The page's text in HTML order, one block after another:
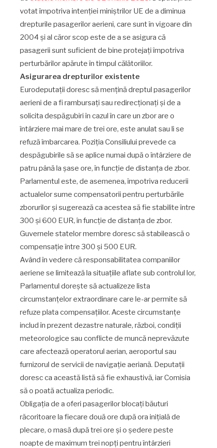
votat împotriva intenției miniștrilor UE de a diminua
drepturile pasagerilor aerieni, care sunt în vigoare din
2004 și al căror scop este de a se asigura că
pasagerii sunt suficient de bine protejați împotriva
perturbărilor apărute în timpul călătoriilor.
Asigurarea drepturilor existente
Eurodeputații doresc să mențină dreptul pasagerilor
aerieni de a fi rambursați sau redirecționați și de a
solicita despăgubiri în cazul în care un zbor are o
întârziere mai mare de trei ore, este anulat sau li se
refuză îmbarcarea. Poziția Consiliului prevede ca
despăgubirile să se aplice numai după o întârziere de
patru până la șase ore, în funcție de distanța de zbor.
Parlamentul este, de asemenea, împotriva reducerii
actualelor sume compensatorii pentru perturbările
zborurilor și sugerează ca acestea să fie stabilite între
300 și 600 EUR, în funcție de distanța de zbor.
Guvernele statelor membre doresc să stabilească o
compensație între 300 și 500 EUR.
Având în vedere că responsabilitatea companiilor
aeriene se limitează la situațiile aflate sub controlul lor,
Parlamentul dorește să actualizeze lista
circumstanțelor extraordinare care le-ar permite să
refuze plata compensațiilor. Aceste circumstanțe
includ în prezent dezastre naturale, război, condiții
meteorologice sau conflicte de muncă neprevăzute
care afectează operatorul aerian, aeroportul sau
furnizorul de servicii de navigație aeriană. Deputații
doresc ca această listă să fie exhaustivă, iar Comisia
să o poată actualiza periodic.
Obligația de a oferi pasagerilor blocați băuturi
răcoritoare la fiecare două ore după ora inițială de
plecare, o masă după trei ore și o ședere peste
noapte de maximum trei nopți pentru întârzieri